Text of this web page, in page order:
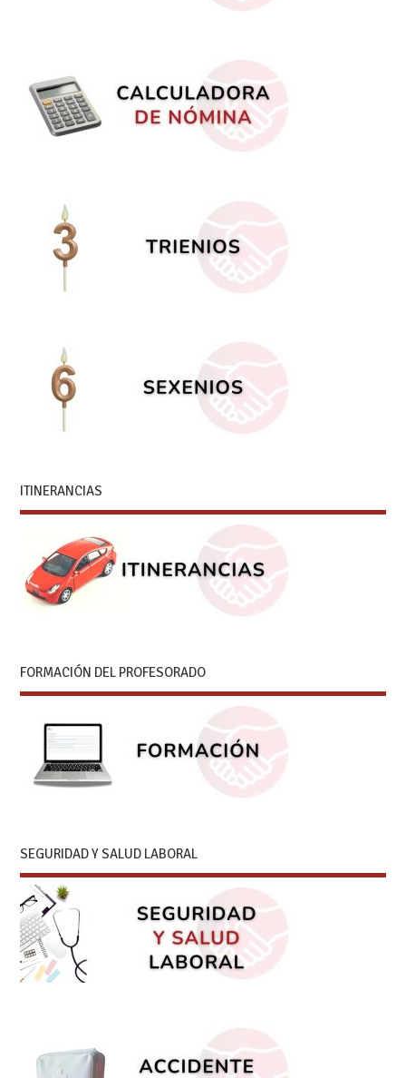
ITINERANCIAS
FORMACIÓN DEL PROFESORADO
SEGURIDAD Y SALUD LABORAL